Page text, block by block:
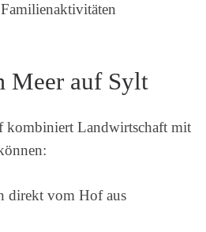
Meer auf Sylt
kombiniert Landwirtschaft mit
direkt vom Hof aus